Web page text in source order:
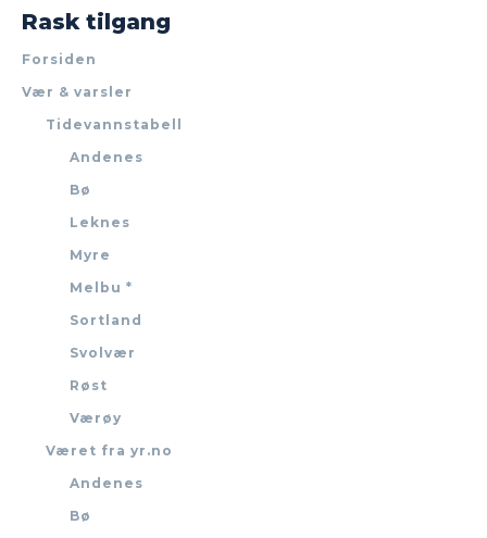
Rask tilgang
Forsiden
Vær & varsler
Tidevannstabell
Andenes
Bø
Leknes
Myre
Melbu *
Sortland
Svolvær
Røst
Værøy
Været fra yr.no
Andenes
Bø